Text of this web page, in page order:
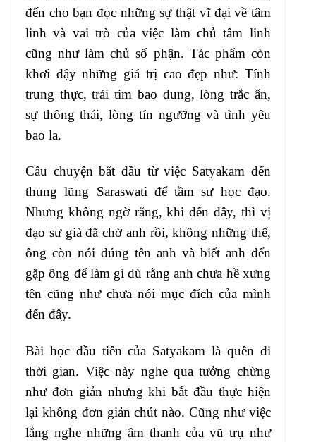
đến cho bạn đọc những sự thật vĩ đại về tâm
linh và vai trò của việc làm chủ tâm linh
cũng như làm chủ số phận. Tác phẩm còn
khơi dậy những giá trị cao đẹp như: Tính
trung thực, trái tim bao dung, lòng trắc ẩn,
sự thông thái, lòng tín ngưỡng và tình yêu
bao la.
Câu chuyện bắt đầu từ việc Satyakam đến
thung lũng Saraswati để tầm sư học đạo.
Nhưng không ngờ rằng, khi đến đây, thì vị
đạo sư già đã chờ anh rồi, không những thế,
ông còn nói đúng tên anh và biết anh đến
gặp ông để làm gì dù rằng anh chưa hề xưng
tên cũng như chưa nói mục đích của mình
đến đây.
Bài học đầu tiên của Satyakam là quên đi
thời gian. Việc này nghe qua tưởng chừng
như đơn giản nhưng khi bắt đầu thực hiện
lại không đơn giản chút nào. Cũng như việc
lắng nghe những âm thanh của vũ trụ như